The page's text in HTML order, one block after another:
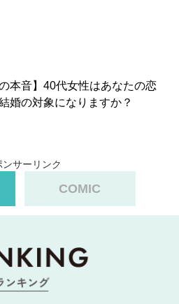
の本音】40代女性はあなたの恋
婚の対象になりますか？
ンサーリンク
COMIC